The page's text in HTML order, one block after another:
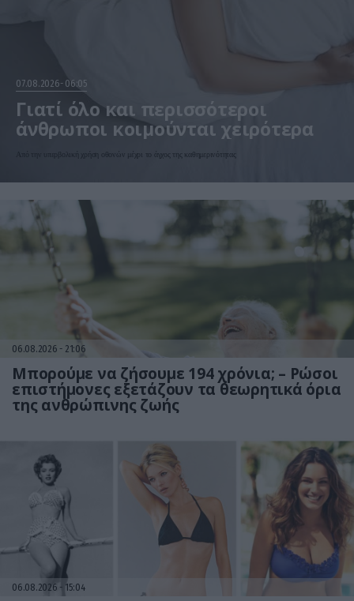
07.08.2026 06:05
Γιατί όλο και περισσότεροι
άνθρωποι κοιμούνται χειρότερα
Από την υπερβολική χρήση οθονών μέχρι το άγχος της καθημερινότητας
06.08.2026 21:06
Μπορούμε να ζήσουμε 194 χρόνια; – Ρώσοι
επιστήμονες εξετάζουν τα θεωρητικά όρια
της ανθρώπινης ζωής
06.08.2026 15:04